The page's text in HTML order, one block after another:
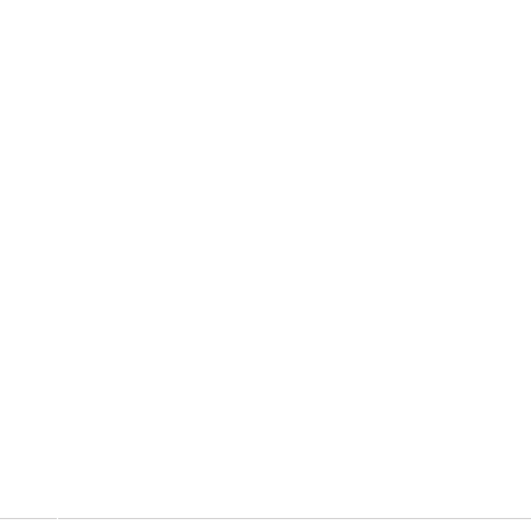
Types de paiements acceptés